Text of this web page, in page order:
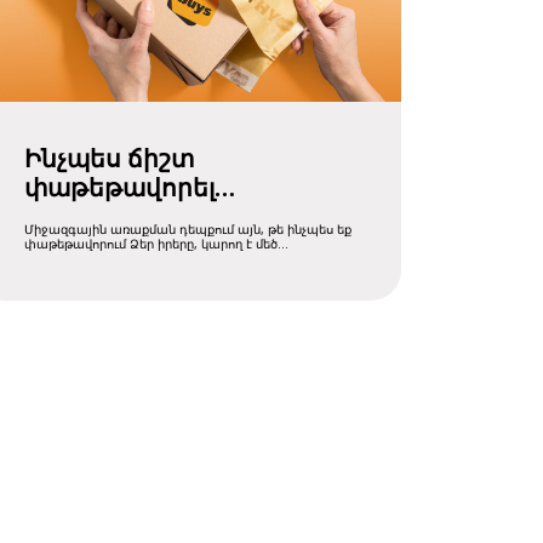
Ինչպես ճիշտ
փաթեթավորել
միջազգային
առաքման համար
Միջազգային առաքման դեպքում այն, թե ինչպես եք
փաթեթավորում Ձեր իրերը, կարող է մեծ